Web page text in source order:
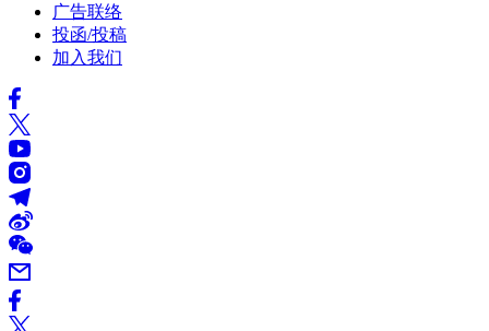
广告联络
投函/投稿
加入我们